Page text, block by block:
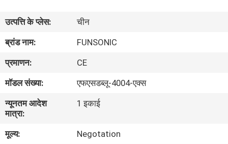
हमारे
बारे
में
कारखाने
का
उत्पत्ति के प्लेस:
चीन
ब्रांड नाम:
FUNSONIC
प्रमाणन:
CE
मॉडल संख्या:
एफएसडब्लू-4004-एक्स
न्यूनतम आदेश
मात्रा:
1 इकाई
मूल्य:
Negotation